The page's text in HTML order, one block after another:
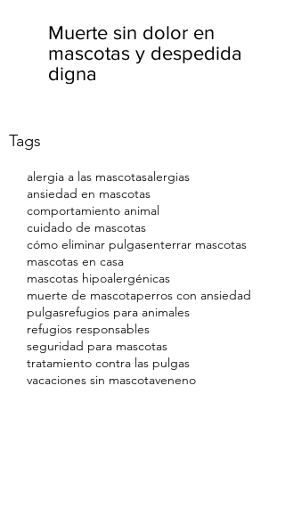
Muerte sin dolor en
mascotas y despedida
digna
Tags
alergia a las mascotasalergias
ansiedad en mascotas
comportamiento animal
cuidado de mascotas
cómo eliminar pulgasenterrar mascotas
mascotas en casa
mascotas hipoalergénicas
muerte de mascotaperros con ansiedad
pulgasrefugios para animales
refugios responsables
seguridad para mascotas
tratamiento contra las pulgas
vacaciones sin mascotaveneno